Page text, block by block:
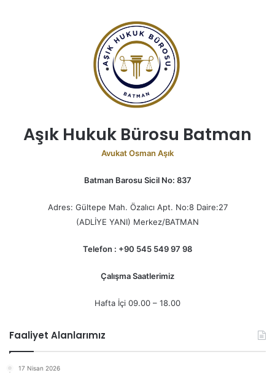
Aşık Hukuk Bürosu Batman
Avukat Osman Aşık
Batman Barosu Sicil No: 837
Adres: Gültepe Mah. Özalıcı Apt. No:8 Daire:27
(ADLİYE YANI) Merkez/BATMAN
Telefon : +90 545 549 97 98
Çalışma Saatlerimiz
Hafta İçi 09.00 – 18.00
Faaliyet Alanlarımız
17 Nisan 2026